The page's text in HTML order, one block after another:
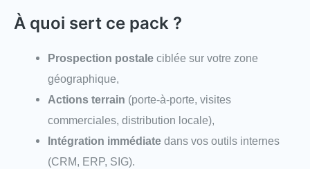
À quoi sert ce pack ?
Prospection postale ciblée sur votre zone
géographique,
Actions terrain (porte-à-porte, visites
commerciales, distribution locale),
Intégration immédiate dans vos outils internes
(CRM, ERP, SIG).